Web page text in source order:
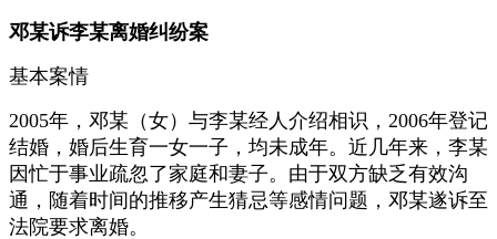
邓某诉李某离婚纠纷案
基本案情
2005年，邓某（女）与李某经人介绍相识，2006年登记
结婚，婚后生育一女一子，均未成年。近几年来，李某
因忙于事业疏忽了家庭和妻子。由于双方缺乏有效沟
通，随着时间的推移产生猜忌等感情问题，邓某遂诉至
法院要求离婚。